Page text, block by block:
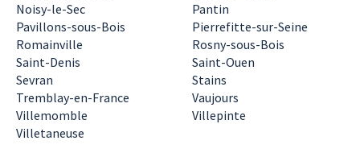
Noisy-le-Sec
Pantin
Pavillons-sous-Bois
Pierrefitte-sur-Seine
Romainville
Rosny-sous-Bois
Saint-Denis
Saint-Ouen
Sevran
Stains
Tremblay-en-France
Vaujours
Villemomble
Villepinte
Villetaneuse